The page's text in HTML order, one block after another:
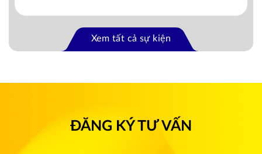
Xem tất cả sự kiện
ĐĂNG KÝ TƯ VẤN